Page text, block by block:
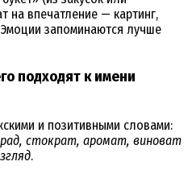
на впечатление — картинг,
запоминаются лучше
подходят к имени
и позитивными словами:
стократ, аромат, виноват
.